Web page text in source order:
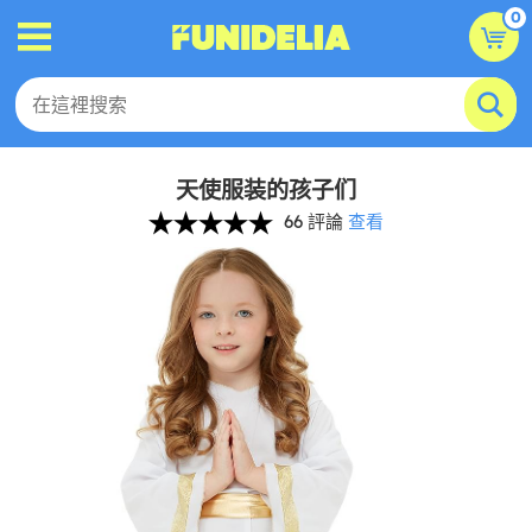
0
天使服装的孩子们
66 評論 查看